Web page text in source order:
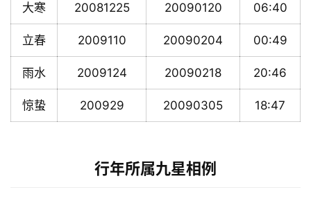
大寒 20081225 20090120 06:40
立春 2009110 20090204 00:49
雨水 2009124 20090218 20:46
惊蛰 200929 20090305 18:47
行年所属九星相例